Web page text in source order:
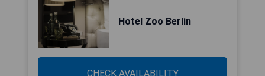
Hotel Zoo Berlin
CHECK AVAILABILITY